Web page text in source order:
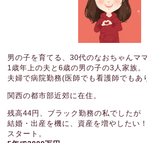
男の子を育てる、30代のなおちゃんマ
1歳年上の夫と6歳の男の子の3人家族。
夫婦で病院勤務(医師でも看護師でもあ
関西の都市部近郊に在住。
残高44円、ブラック勤務の私でしたが
結婚・出産を機に、資産を増やしたい
スタート。